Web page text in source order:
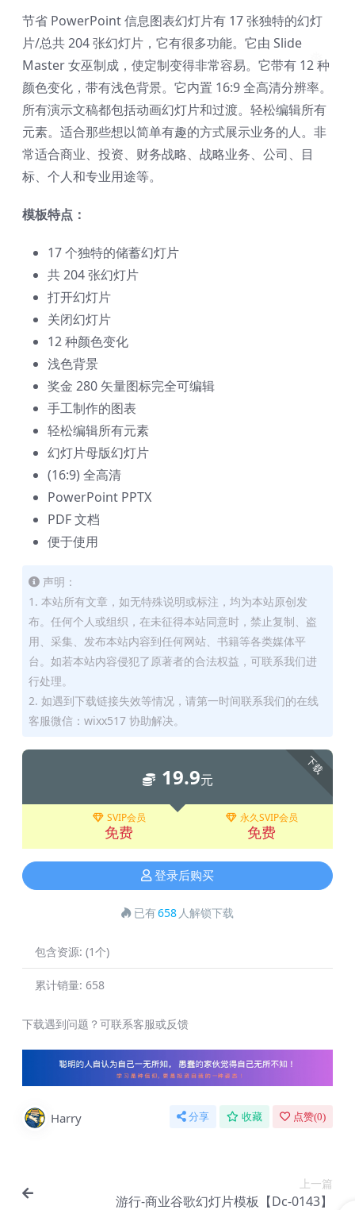
❅
节省 PowerPoint 信息图表幻灯片有 17 张独特的幻灯
片/总共 204 张幻灯片，它有很多功能。它由 Slide
Master 女巫制成，使定制变得非常容易。它带有 12 种
颜色变化，带有浅色背景。它内置 16:9 全高清分辨率。
所有演示文稿都包括动画幻灯片和过渡。轻松编辑所有
元素。适合那些想以简单有趣的方式展示业务的人。非
常适合商业、投资、财务战略、战略业务、公司、目
标、个人和专业用途等。
模板特点：
17 个独特的储蓄幻灯片
共 204 张幻灯片
打开幻灯片
关闭幻灯片
12 种颜色变化
浅色背景
奖金 280 矢量图标完全可编辑
手工制作的图表
轻松编辑所有元素
幻灯片母版幻灯片
(16:9) 全高清
PowerPoint PPTX
PDF 文档
便于使用
声明：
1. 本站所有文章，如无特殊说明或标注，均为本站原创发
布。任何个人或组织，在未征得本站同意时，禁止复制、盗
用、采集、发布本站内容到任何网站、书籍等各类媒体平
台。如若本站内容侵犯了原著者的合法权益，可联系我们进
行处理。
2. 如遇到下载链接失效等情况，请第一时间联系我们的在线
客服微信：wixx517 协助解决。
下载
19.9元
SVIP会员
免费
永久SVIP会员
免费
登录后购买
已有658 人解锁下载
包含资源: (1个)
累计销量: 658
下载遇到问题？可联系客服或反馈
Harry 分享 收藏 点赞(0)
上一篇
游行-商业谷歌幻灯片模板【Dc-0143】